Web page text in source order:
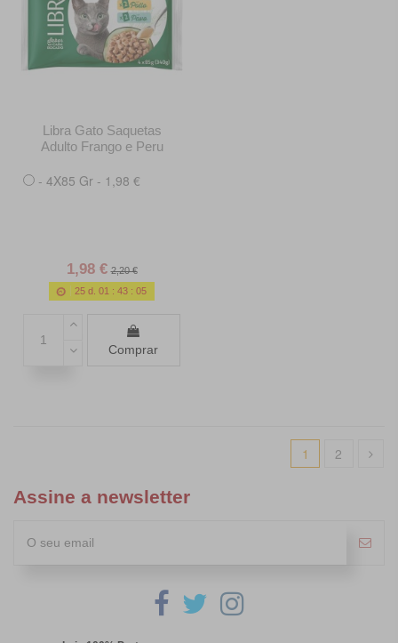
Libra Gato Saquetas
Adulto Frango e Peru
- 4X85 Gr - 1,98 €
1,98 € 2,20 €
25 d. 01 :43 :03
Comprar
1 2
Assine a newsletter